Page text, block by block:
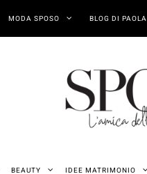
MODA SPOSO BLOG DI PAOLA
BEAUTY IDEE MATRIMONIO